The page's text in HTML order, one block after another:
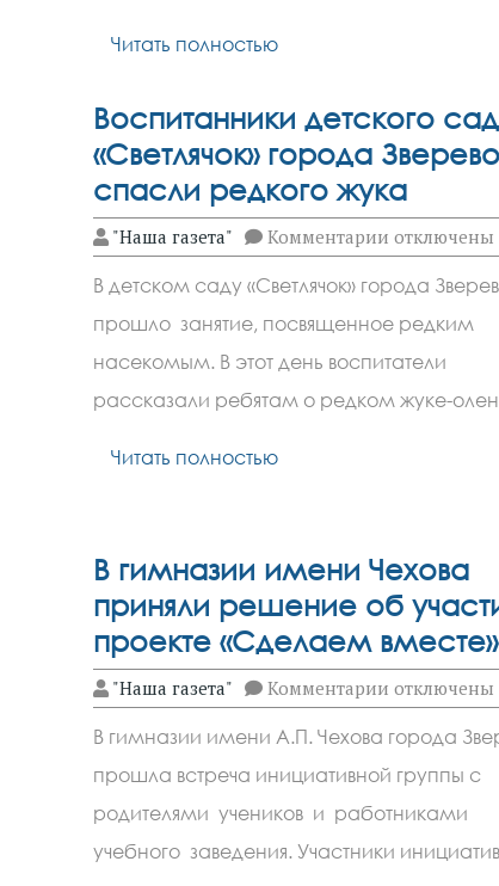
Читать полностью
Воспитанники детского
«Светлячок» города Зверево
спасли редкого жука
"Наша газета" Комментариик
записи
детского
сада
«Светлячок»
города
Зверево
спасли
редкого
отключены
В детском саду «Светлячок» города
прошло занятие, посвященное редким
насекомым. В этот день воспитатели
рассказали ребятам о редком жуке-
Читать полностью
В гимназии имени Чехова
приняли решение об
проекте «Сделаем вместе»
"Наша газета" Комментариик
записи
гимназии
имени
Чехова
приняли
решение
об
участии
отключены
В гимназии имени А.П. Чехова города
прошла встреча инициативной группы с
родителями учеников и работниками
учебного заведения. Участники